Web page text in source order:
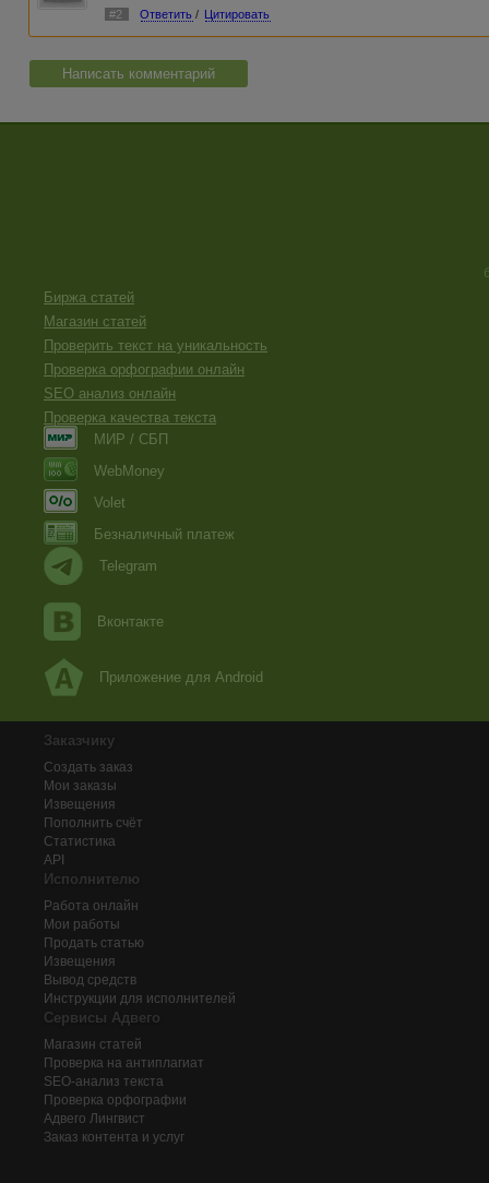
#2 Ответить / Цитировать
Написать комментарий
Биржа статей
Магазин статей
Проверить текст на уникальность
Проверка орфографии онлайн
SEO анализ онлайн
Проверка качества текста
МИР / СБП
WebMoney
Volet
Безналичный платеж
Telegram
Вконтакте
Приложение для Android
Заказчику
Создать заказ
Мои заказы
Извещения
Пополнить счёт
Статистика
API
Исполнителю
Работа онлайн
Мои работы
Продать статью
Извещения
Вывод средств
Инструкции для исполнителей
Сервисы Адвего
Магазин статей
Проверка на антиплагиат
SEO-анализ текста
Проверка орфографии
Адвего Лингвист
Заказ контента и услуг